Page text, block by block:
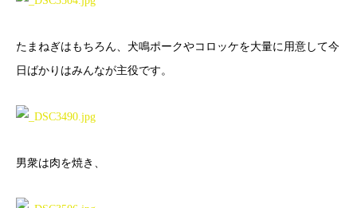
たまねぎはもちろん、犬鳴ポークやコロッケを大量に用意して今
日ばかりはみんなが主役です。
男衆は肉を焼き、